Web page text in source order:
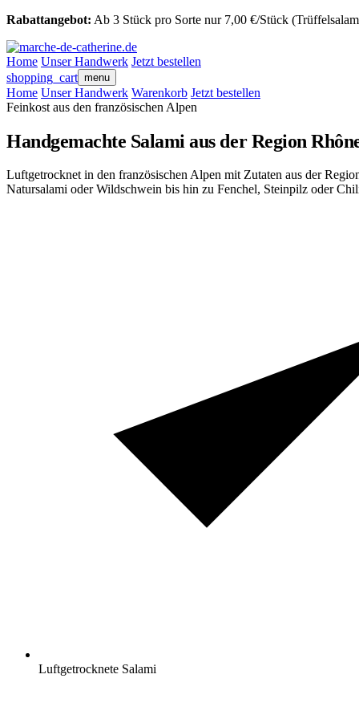
Rabattangebot: Ab 3 Stück pro Sorte nur 7,00 €/Stück
Home Unser Handwerk Jetzt bestellen
shopping_cart menu
Home Unser Handwerk Warenkorb Jetzt bestellen
Feinkost aus den französischen Alpen
Handgemachte Salami aus der Region
Luftgetrocknet in den französischen Alpen mit Zutaten aus der
Natursalami oder Wildschwein bis hin zu Fenchel, Steinpilz oder
Luftgetrocknete Salami